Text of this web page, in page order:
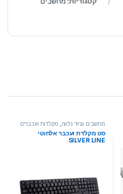
מחשבים וציוד נלווה, מקלדות ועכברים
סט מקלדת ועכבר אלחוטי
SILVER LINE